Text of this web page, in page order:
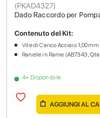
Dado Raccordo per
(PKAD4327)
4+ Disponibile
Contenuto del Kit:
Vite di Carico Acciaio 1,00mm
Ranelle in Rame (AB7343 ,
AGGIUNGI AL